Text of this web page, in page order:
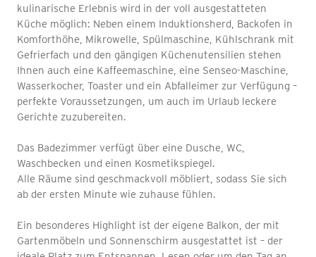
kulinarische Erlebnis wird in der voll ausgestatteten
Küche möglich: Neben einem Induktionsherd, Backofen in
Komforthöhe, Mikrowelle, Spülmaschine, Kühlschrank mit
Gefrierfach und den gängigen Küchenutensilien stehen
Ihnen auch eine Kaffeemaschine, eine Senseo-Maschine,
Wasserkocher, Toaster und ein Abfalleimer zur Verfügung –
perfekte Voraussetzungen, um auch im Urlaub leckere
Gerichte zuzubereiten.
Das Badezimmer verfügt über eine Dusche, WC,
Waschbecken und einen Kosmetikspiegel.
Alle Räume sind geschmackvoll möbliert, sodass Sie sich
ab der ersten Minute wie zuhause fühlen.
Ein besonderes Highlight ist der eigene Balkon, der mit
Gartenmöbeln und Sonnenschirm ausgestattet ist – der